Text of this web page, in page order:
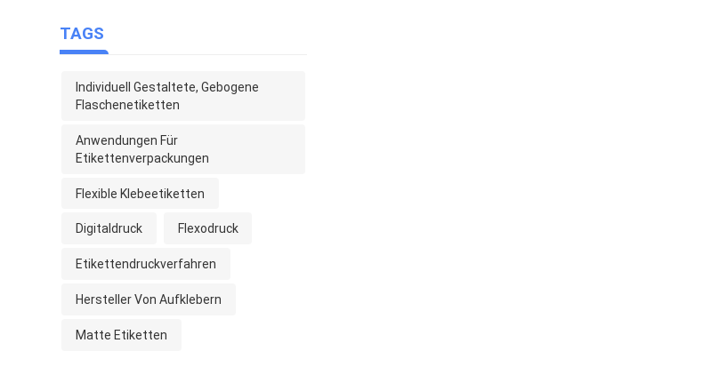
TAGS
Individuell Gestaltete, Gebogene
Flaschenetiketten
Anwendungen Für
Etikettenverpackungen
Flexible Klebeetiketten
Digitaldruck Flexodruck
Etikettendruckverfahren
Hersteller Von Aufklebern
Matte Etiketten